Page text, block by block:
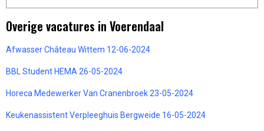
Overige vacatures in Voerendaal
Afwasser Château Wittem 12-06-2024
BBL Student HEMA 26-05-2024
Horeca Medewerker Van Cranenbroek 23-05-2024
Keukenassistent Verpleeghuis Bergweide 16-05-2024